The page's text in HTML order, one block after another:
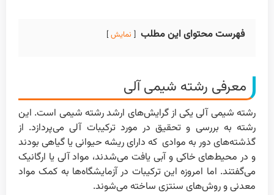
فهرست محتوای این مطلب نمایش
معرفی رشته شیمی آلی
رشته شیمی آلی یکی از گرایش‌های ارشد رشته شیمی است. این
رشته به بررسی و تحقیق در مورد ترکیبات آلی می‌پردازد. از
گذشته‌های دور به موادی که دارای ریشه حیوانی یا گیاهی بودند
و در محیط‌های خاکی و آبی یافت می‌شدند، مواد آلی یا ارگانیک
می‌گفتند. اما امروزه این ترکیبات در آزمایشگاه‌ها به کمک مواد
معدنی و روش‌های سنتزی ساخته می‌شوند.